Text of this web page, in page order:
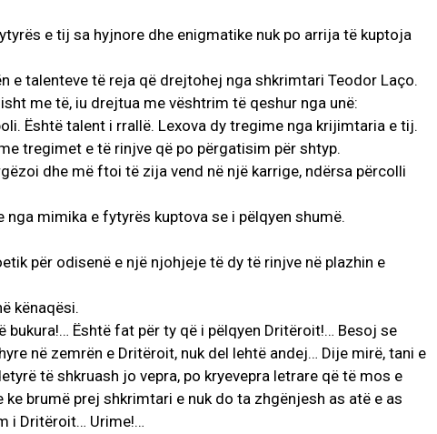
e tij sa hyjnore dhe enigmatike nuk po arrija të kuptoja
e talenteve të reja që drejtohej nga shkrimtari Teodor Laço.
me të, iu drejtua me vështrim të qeshur nga unë:
Është talent i rrallë. Lexova dy tregime nga krijimtaria e tij.
tregimet e të rinjve që po përgatisim për shtyp.
dhe më ftoi të zija vend në një karrige, ndërsa përcolli
nga mimika e fytyrës kuptova se i pëlqyen shumë.
për odisenë e një njohjeje të dy të rinjve në plazhin e
kënaqësi.
Është fat për ty që i pëlqyen Dritëroit!… Besoj se
në zemrën e Dritëroit, nuk del lehtë andej… Dije mirë, tani e
të shkruash jo vepra, po kryevepra letrare që të mos e
brumë prej shkrimtari e nuk do ta zhgënjesh as atë e as
i Dritëroit… Urime!…